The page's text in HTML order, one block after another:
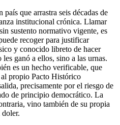
que arrastra seis décadas de
institucional crónica. Llamar
sustento normativo vigente, es
recoger para justificar
y conocido libreto de hacer
ganó a ellos, sino a las urnas.
es un hecho verificable, que
propio Pacto Histórico
precisamente por el riesgo de
de principio democrático. La
vino también de su propia
doler.